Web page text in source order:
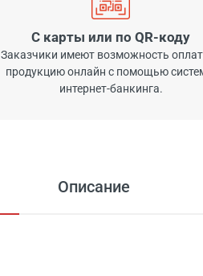
С карты или по QR-коду
Заказчики имеют возможность
продукцию онлайн с помощью
интернет-банкинга.
Описание